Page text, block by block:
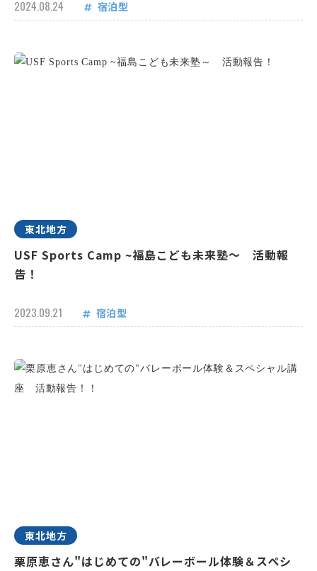
2024.08.24 宿泊型
東北地方
USF Sports Camp ~福島こども未来塾～ 活動報
告！
2023.09.21 宿泊型
東北地方
栗原恵さん"はじめての"バレーボール体験＆スペシ